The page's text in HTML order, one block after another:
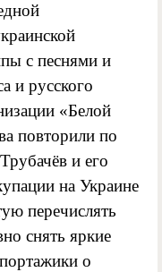
с песнями и
и русского
«Белой
повторили по
и его
на Украине
перечислять
снять яркие
о